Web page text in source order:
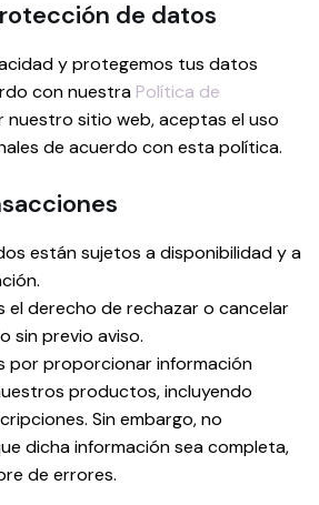
de datos
y protegemos tus datos
con nuestra Política de
nuestro sitio web, aceptas el uso
de acuerdo con esta política.
están sujetos a disponibilidad y a
el derecho de rechazar o cancelar
sin previo aviso.
por proporcionar información
productos, incluyendo
Sin embargo, no
dicha información sea completa,
de errores.